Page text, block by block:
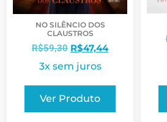
NO SILÊNCIO DOS
CLAUSTROS
R$59,30 R$47,44
3x sem juros
Ver Produto